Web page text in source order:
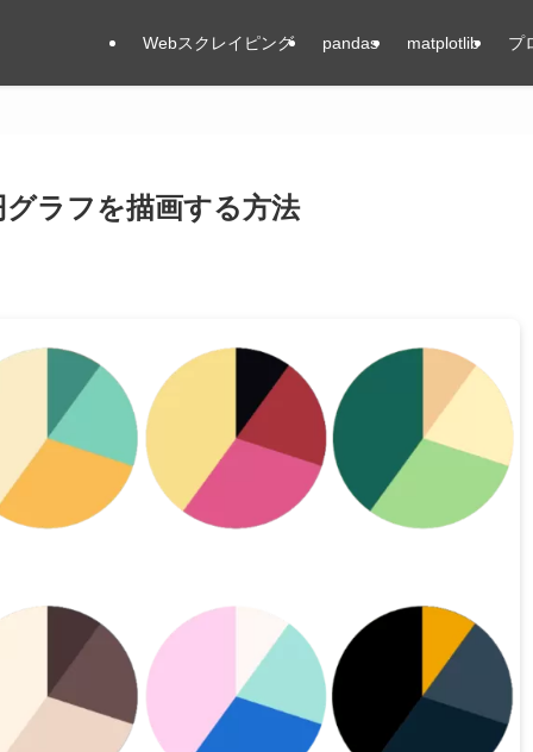
Webスクレイピング pandas matplotlib プ
ラフを描画する方法